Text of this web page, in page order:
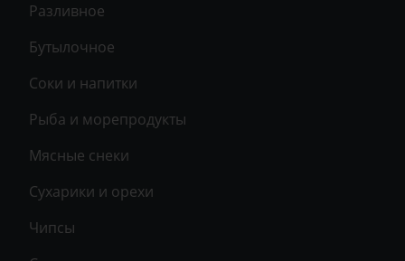
Разливное
Бутылочное
Соки и напитки
Рыба и морепродукты
Мясные снеки
Сухарики и орехи
Чипсы